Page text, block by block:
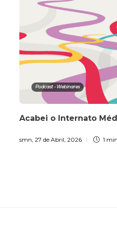
Podcast - Webinares
Acabei o Internato
smn, 27 de Abril, 2026 1 min